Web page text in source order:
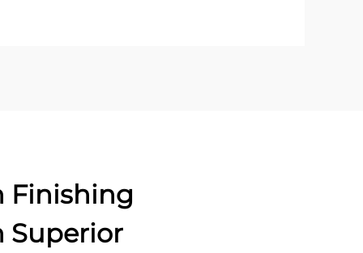
Finishing
Superior